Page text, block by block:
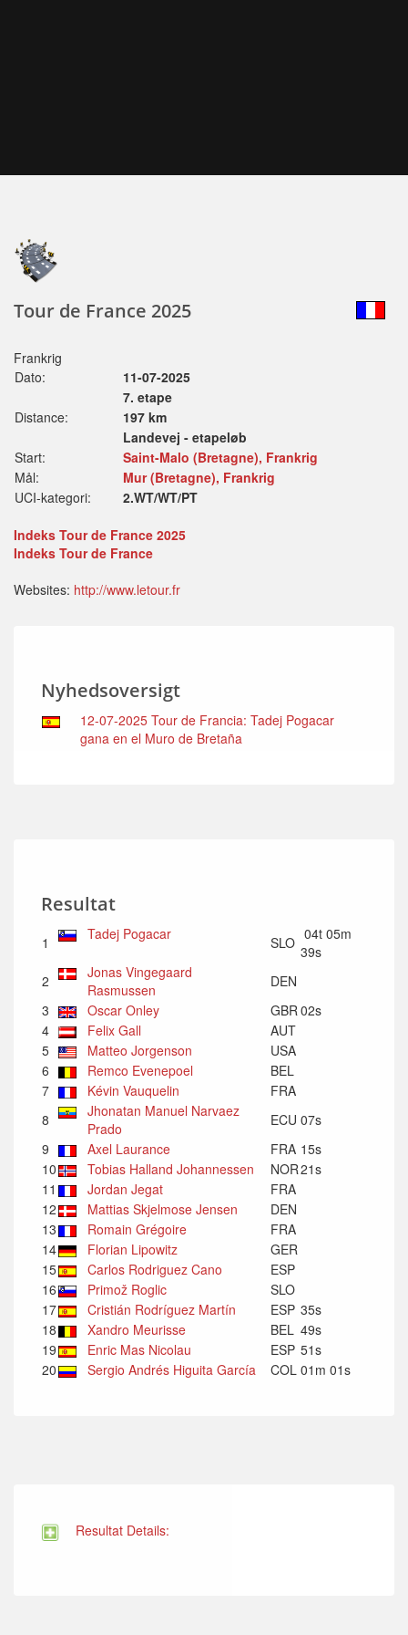
Tour de France 2025
Frankrig
Dato:
11-07-2025
7. etape
Distance:
197 km
Landevej - etapeløb
Start:
Saint-Malo (Bretagne), Frankrig
Mål:
Mur (Bretagne), Frankrig
UCI-kategori:
2.WT/WT/PT
Indeks Tour de France 2025
Indeks Tour de France
Websites: http://www.letour.fr
Nyhedsoversigt
12-07-2025 Tour de Francia: Tadej Pogacar
gana en el Muro de Bretaña
Resultat
1 Tadej Pogacar SLO 04t 05m
39s
2
Jonas Vingegaard
Rasmussen
DEN
3
Oscar Onley GBR02s
4
Felix Gall
AUT
5
Matteo Jorgenson
USA
6
Remco Evenepoel
BEL
7
Kévin Vauquelin
FRA
8
Jhonatan Manuel Narvaez
Prado
ECU 07s
9
Axel Laurance FRA 15s
10
Tobias Halland Johannessen NOR21s
11
Jordan Jegat
FRA
12
Mattias Skjelmose Jensen
DEN
13
Romain Grégoire
FRA
14
Florian Lipowitz
GER
15
Carlos Rodriguez Cano
ESP
16
Primož Roglic
SLO
17
Cristián Rodríguez Martín ESP 35s
18
Xandro Meurisse BEL 49s
19
Enric Mas Nicolau ESP 51s
20
Sergio Andrés Higuita García COL 01m 01s
Resultat Details: